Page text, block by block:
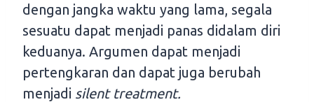
dengan jangka waktu yang lama, segala
sesuatu dapat menjadi panas didalam diri
keduanya. Argumen dapat menjadi
pertengkaran dan dapat juga berubah
menjadi silent treatment.